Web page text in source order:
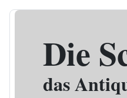
Zum Inhalt
Die
das